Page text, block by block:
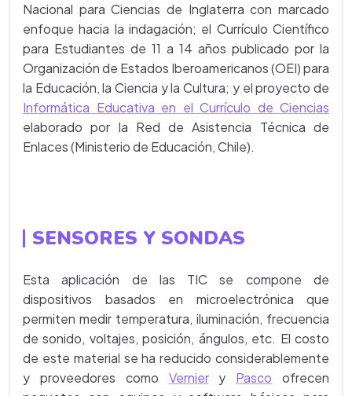
Nacional para Ciencias de Inglaterra con marcado
enfoque hacia la indagación; el Currículo Científico
para Estudiantes de 11 a 14 años publicado por la
Organización de Estados Iberoamericanos (OEI) para
la Educación, la Ciencia y la Cultura; y el proyecto de
Informática Educativa en el Currículo de Ciencias
elaborado por la Red de Asistencia Técnica de
Enlaces (Ministerio de Educación, Chile).
SENSORES Y SONDAS
Esta aplicación de las TIC se compone de
dispositivos basados en microelectrónica que
permiten medir temperatura, iluminación, frecuencia
de sonido, voltajes, posición, ángulos, etc. El costo
de este material se ha reducido considerablemente
y proveedores como Verniery Pasco ofrecen